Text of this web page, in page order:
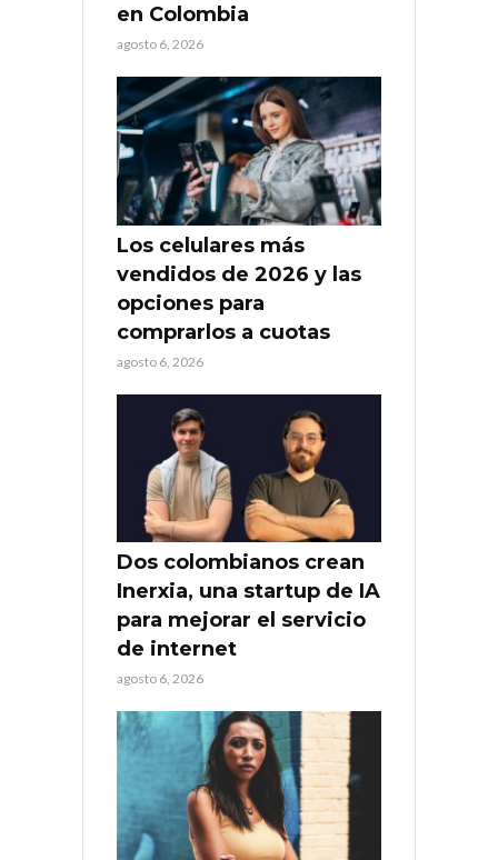
en Colombia
agosto 6, 2026
Los celulares más
vendidos de 2026 y las
opciones para
comprarlos a cuotas
agosto 6, 2026
Dos colombianos crean
Inerxia, una startup de IA
para mejorar el servicio
de internet
agosto 6, 2026